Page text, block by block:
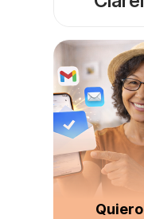
Quiero